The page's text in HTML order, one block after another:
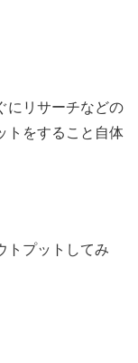
にリサーチなどの
トをすること自体
トプットしてみ